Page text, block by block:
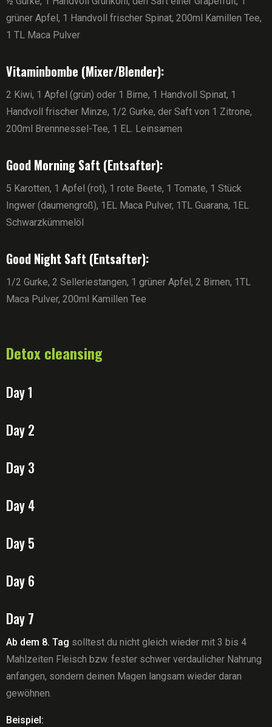
grüner Apfel, 1 Handvoll frischer Spinat, 200ml Kamillen Tee,
1 TL Maca Pulver
Vitaminbombe (Mixer/Blender):
2 Kiwi, 1 Apfel (grün) oder 1 Birne, 1 Handvoll Spinat, 1
Handvoll frischer Minze, 1/2 Gurke, der Saft von 1 Zitrone,
200ml Brennnessel-Tee, 1 EL. Leinsamen
Good Morning Saft (Entsafter):
5 Karotten, 1 Apfel (rot), 1 rote Beete, 1 Tomate, 1 Stück
Ingwer (daumengroß), 1EL Maca Pulver, 1TL Guarana, 1EL
Schwarzkümmelöl
Good Night Saft (Entsafter):
1/2 Gurke, 2 Selleriestangen, 1 grüner Apfel, 2 Birnen, 1TL
Maca Pulver, 200ml Kamillen Tee
Detox cleansing
Day 1
Day 2
Day 3
Day 4
Day 5
Day 6
Day 7
Ab dem 8. Tag solltest du nicht gleich wieder mit 3 bis 4
Mahlzeiten Fleisch bzw. fester schwer verdaulicher Nahrung
anfangen, sondern deinen Magen langsam wieder daran
gewöhnen.
Beispiel: